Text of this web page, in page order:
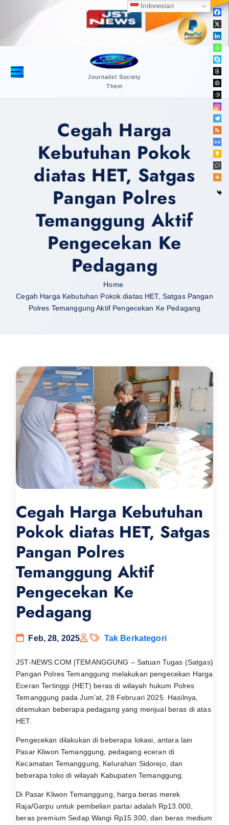
n
Journalist Society
Them
Cegah Harga
Kebutuhan Pokok
diatas HET, Satgas
Pangan Polres
Temanggung Aktif
Pengecekan Ke
Pedagang
Home
Cegah Harga Kebutuhan Pokok diatas HET, Satgas Pangan
Polres Temanggung Aktif Pengecekan Ke Pedagang
Cegah Harga Kebutuhan
Pokok diatas HET, Satgas
Pangan Polres
Temanggung Aktif
Pengecekan Ke
Pedagang
Feb, 28, 2025 Tak Berkategori
JST-NEWS.COM |TEMANGGUNG – Satuan Tugas (Satgas)
Pangan Polres Temanggung melakukan pengecekan Harga
Eceran Tertinggi (HET) beras di wilayah hukum Polres
Temanggung pada Jum’at, 28 Februari 2025. Hasilnya,
ditemukan beberapa pedagang yang menjual beras di atas
HET.
Pengecekan dilakukan di beberapa lokasi, antara lain
Pasar Kliwon Temanggung, pedagang eceran di
Kecamatan Temanggung, Kelurahan Sidorejo, dan
beberapa toko di wilayah Kabupaten Temanggung.
Di Pasar Kliwon Temanggung, harga beras merek
Raja/Garpu untuk pembelian partai adalah Rp13.000,
beras premium Sedap Wangi Rp15.300, dan beras medium
Indonesian